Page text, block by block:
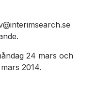
24 mars och
2014.